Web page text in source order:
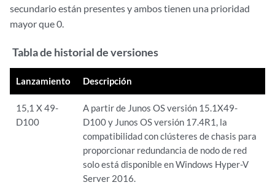
secundario están presentes y ambos tienen una prioridad
mayor que 0.
Tabla de historial de versiones
Lanzamiento Descripción
15,1 X 49-
D100
A partir de Junos OS versión 15.1X49-
D100 y Junos OS versión 17.4R1, la
compatibilidad con clústeres de chasis para
proporcionar redundancia de nodo de red
solo está disponible en Windows Hyper-V
Server 2016.